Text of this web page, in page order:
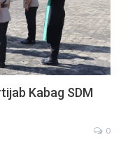
Kabag SDM
0